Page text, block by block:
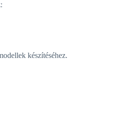
készítéséhez.